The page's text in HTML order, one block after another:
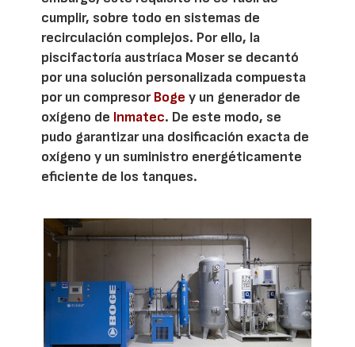
cumplir, sobre todo en sistemas de
recirculación complejos. Por ello, la
piscifactoría austríaca Moser se decantó
por una solución personalizada compuesta
por un compresorBoge y un generador de
oxígeno de Inmatec. De este modo, se
pudo garantizar una dosificación exacta de
oxígeno y un suministro energéticamente
eficiente de los tanques.